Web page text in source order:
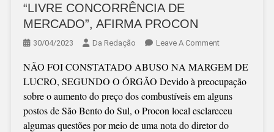
“LIVRE CONCORRÊNCIA DE
MERCADO”, AFIRMA PROCON
30/04/2023 Da Redação Leave A CommentOn
DOS
“LIVRE
DE
NÃO FOI CONSTATADO ABUSO NA MARGEM DE
LUCRO, SEGUNDO O ÓRGÃO Devido à preocupação
sobre o aumento do preço dos combustíveis em alguns
postos de São Bento do Sul, o Procon local esclareceu
algumas questões por meio de uma nota do diretor do